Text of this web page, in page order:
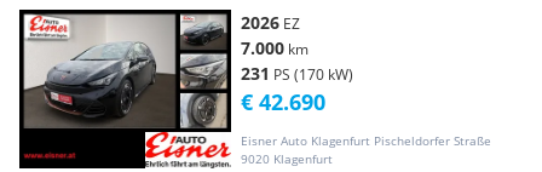
2026 EZ
7.000 km
231 PS (170 kW)
Eisner Auto Klagenfurt Pischeldorfer Straße
9020 Klagenfurt
€ 42.690